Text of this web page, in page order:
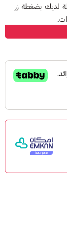
لديك بضغطة زر
واكمل الطلب
إليك لتأكيد
وكلمة
رمز التحقق
رمز التحقق